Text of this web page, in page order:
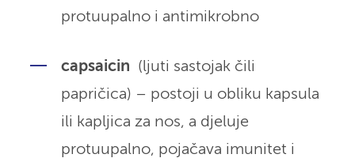
protuupalno i antimikrobno
capsaicin
(ljuti sastojak čili
papričica) – postoji u obliku kapsula
ili kapljica za nos, a djeluje
protuupalno, pojačava imunitet i